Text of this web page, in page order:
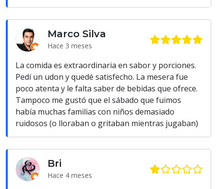
Marco Silva
Hace 3 meses
La comida es extraordinaria en sabor y porciones.
Pedí un udon y quedé satisfecho. La mesera fue
poco atenta y le falta saber de bebidas que ofrece.
Tampoco me gustó que el sábado que fuimos
había muchas familias con niños demasiado
ruidosos (o lloraban o gritaban mientras jugaban)
Bri
Hace 4 meses